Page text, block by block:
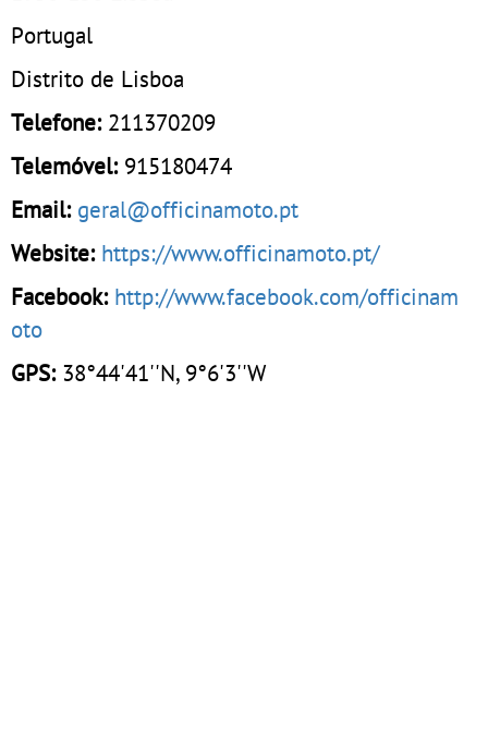
Portugal
Distrito de Lisboa
Telefone: 211370209
Telemóvel: 915180474
Email: geral@officinamoto.pt
Website: https://www.officinamoto.pt/
Facebook: http://www.facebook.com/officinam
oto
GPS:38°44'41''N, 9°6'3''W